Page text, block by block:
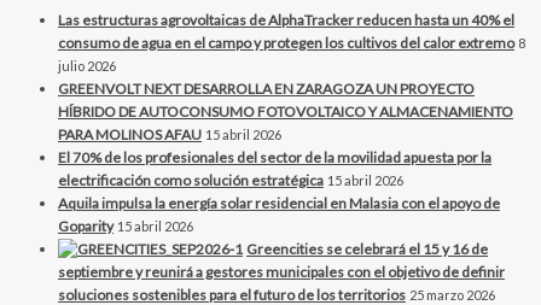
Las estructuras agrovoltaicas de AlphaTracker reducen hasta un 40% el
consumo de agua en el campo y protegen los cultivos del calor extremo 8
julio 2026
GREENVOLT NEXT DESARROLLA EN ZARAGOZA UN PROYECTO
HÍBRIDO DE AUTOCONSUMO FOTOVOLTAICO Y ALMACENAMIENTO
PARA MOLINOS AFAU 15 abril 2026
El 70% de los profesionales del sector de la movilidad apuesta por la
electrificación como solución estratégica 15 abril 2026
Aquila impulsa la energía solar residencial en Malasia con el apoyo de
Goparity 15 abril 2026
Greencities se celebrará el 15 y 16 de
septiembre y reunirá a gestores municipales con el objetivo de definir
soluciones sostenibles para el futuro de los territorios 25 marzo 2026